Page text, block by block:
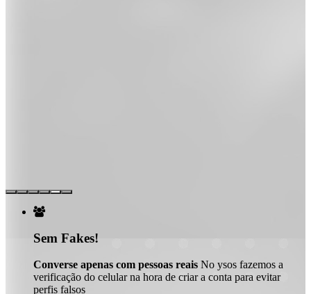

Sem Fakes!
Converse apenas com pessoas reais No ysos fazemos a
verificação do celular na hora de criar a conta para evitar
perfis falsos